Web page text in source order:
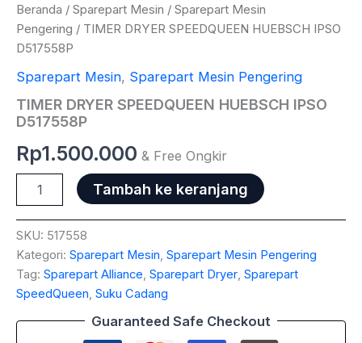
Beranda / Sparepart Mesin / Sparepart Mesin
Pengering / TIMER DRYER SPEEDQUEEN HUEBSCH IPSO
D517558P
Sparepart Mesin, Sparepart Mesin Pengering
TIMER DRYER SPEEDQUEEN HUEBSCH IPSO
D517558P
Rp1.500.000 & Free Ongkir
Tambah ke keranjang
SKU: 517558
Kategori: Sparepart Mesin, Sparepart Mesin Pengering
Tag: Sparepart Alliance, Sparepart Dryer, Sparepart
SpeedQueen, Suku Cadang
Guaranteed Safe Checkout